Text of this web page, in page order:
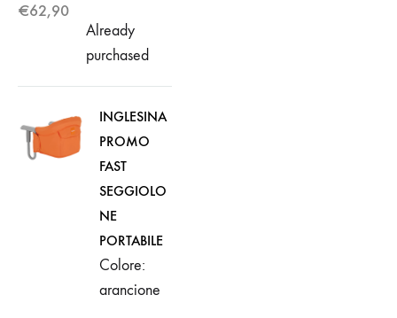
€62,90
Already
purchased
INGLESINA
PROMO
FAST
SEGGIOLO
NE
PORTABILE
Colore:
arancione